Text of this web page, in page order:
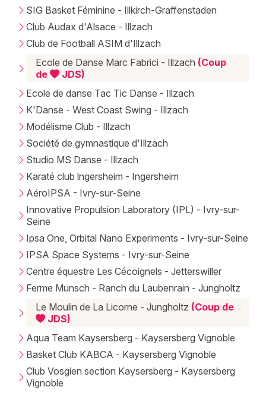
SIG Basket Féminine - Illkirch-Graffenstaden
Club Audax d'Alsace - Illzach
Club de Football ASIM d'Illzach
Ecole de Danse Marc Fabrici - Illzach (Coup
de
JDS)
Ecole de danse Tac Tic Danse - Illzach
K'Danse - West Coast Swing - Illzach
Modélisme Club - Illzach
Société de gymnastique d'Illzach
Studio MS Danse - Illzach
Karaté club lngersheim - Ingersheim
AéroIPSA - Ivry-sur-Seine
Innovative Propulsion Laboratory (IPL) - Ivry-sur-
Seine
Ipsa One, Orbital Nano Experiments - Ivry-sur-Seine
IPSA Space Systems - Ivry-sur-Seine
Centre équestre Les Cécoignels - Jetterswiller
Ferme Munsch - Ranch du Laubenrain - Jungholtz
Le Moulin de La Licorne - Jungholtz (Coup de
JDS)
Aqua Team Kaysersberg - Kaysersberg Vignoble
Basket Club KABCA - Kaysersberg Vignoble
Club Vosgien section Kaysersberg - Kaysersberg
Vignoble